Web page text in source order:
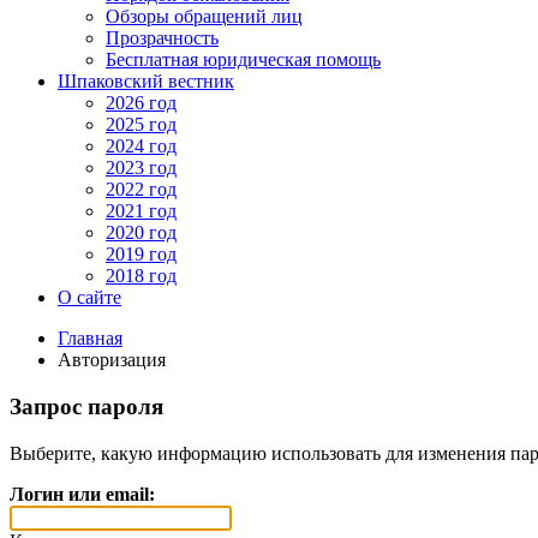
Обзоры обращений лиц
Прозрачность
Бесплатная юридическая помощь
Шпаковский вестник
2026 год
2025 год
2024 год
2023 год
2022 год
2021 год
2020 год
2019 год
2018 год
О сайте
Главная
Авторизация
Запрос пароля
Выберите, какую информацию использовать для изменения
Логин или email: